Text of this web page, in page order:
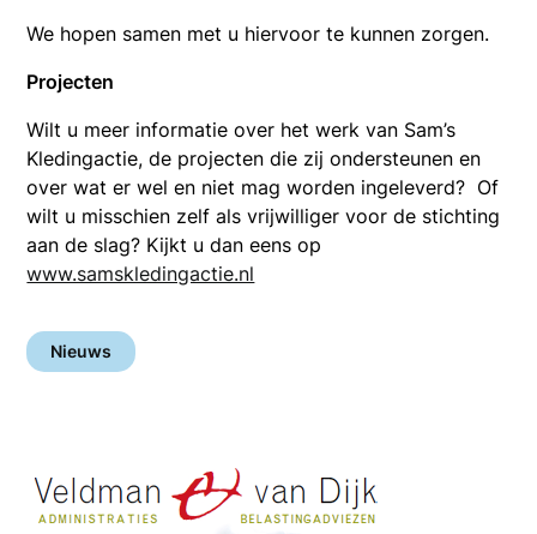
We hopen samen met u hiervoor te kunnen zorgen.
Projecten
Wilt u meer informatie over het werk van Sam’s
Kledingactie, de projecten die zij ondersteunen en
over wat er wel en niet mag worden ingeleverd? Of
wilt u misschien zelf als vrijwilliger voor de stichting
aan de slag? Kijkt u dan eens op
www.samskledingactie.nl
Nieuws